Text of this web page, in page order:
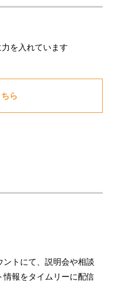
を入れています
ら
トにて、説明会や相談
報をタイムリーに配信